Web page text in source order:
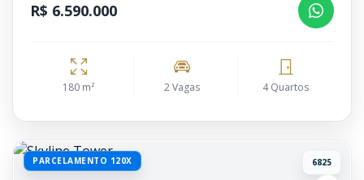
R$ 6.590.000
180 m² 2 Vagas 4 Quartos
PARCELAMENTO 120X 6825